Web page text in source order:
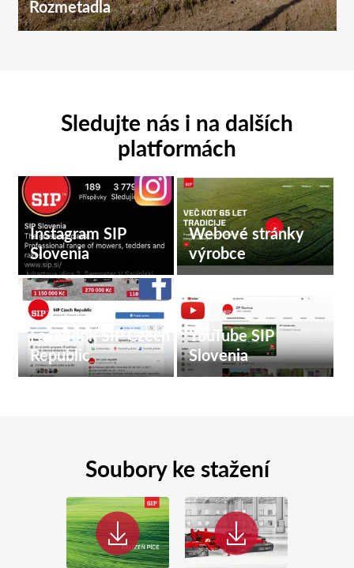
Rozmetadla
Sledujte nás i na dalších
platformách
Instagram SIP
Slovenia
Webové stránky
výrobce
Facebook SIP Czech
Republic
YouTube SIP
Slovenia
Soubory ke stažení